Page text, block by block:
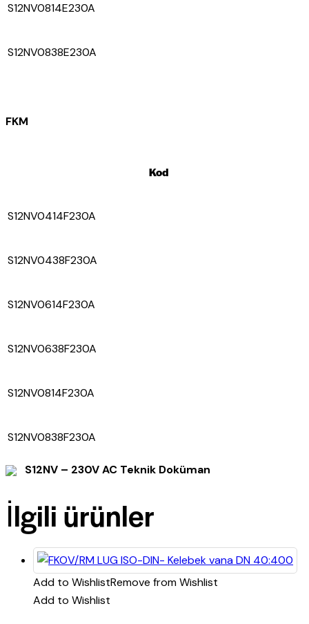
S12NV0814E230A
S12NV0838E230A
FKM
Kod
S12NV0414F230A
S12NV0438F230A
S12NV0614F230A
S12NV0638F230A
S12NV0814F230A
S12NV0838F230A
S12NV – 230V AC Teknik Doküman
İlgili ürünler
Add to WishlistRemove from Wishlist
Add to Wishlist